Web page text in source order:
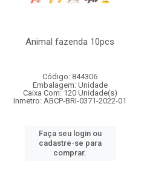
Animal fazenda 10pcs
Código: 844306
Embalagem: Unidade
Caixa Com: 120 Unidade(s)
Inmetro: ABCP-BRI-0371-2022-01
Faça seu login ou
cadastre-se para
comprar.